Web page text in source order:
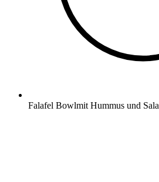
Falafel Bowlmit Hummus und